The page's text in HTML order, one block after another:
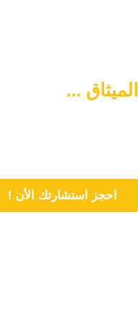
الميثاق ...
احجز استشارتك الأن !